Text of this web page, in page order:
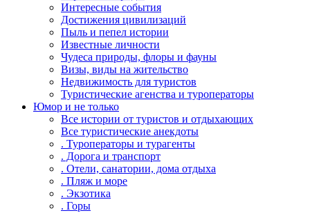
Интересные события
Достижения цивилизаций
Пыль и пепел истории
Известные личности
Чудеса природы, флоры и фауны
Визы, виды на жительство
Недвижимость для туристов
Туристические агенства и туроператоры
Юмор и не только
Все истории от туристов и отдыхающих
Все туристические анекдоты
. Туроператоры и турагенты
. Дорога и транспорт
. Отели, санатории, дома отдыха
. Пляж и море
. Экзотика
. Горы